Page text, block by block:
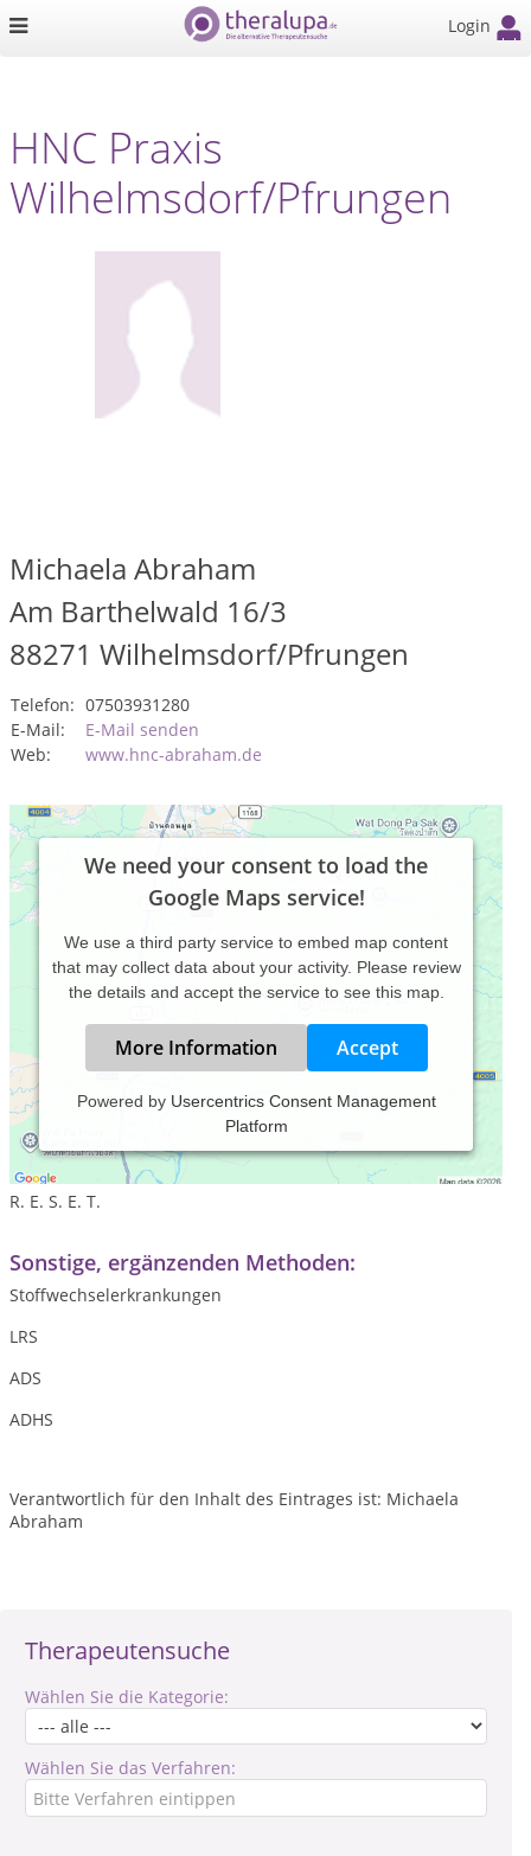
Login
Therapeutensuche
Wählen Sie die Kategorie:
Wählen Sie das Verfahren:
HNC Praxis
Wilhelmsdorf/Pfrungen
Michaela Abraham
Am Barthelwald 16/3
88271 Wilhelmsdorf/Pfrungen
Telefon: 07503931280
E-Mail:
E-Mail senden
Web:
www.hnc-abraham.de
We need your consent to load the
Google Maps service!
We use a third party service to embed map content
that may collect data about your activity. Please review
the details and accept the service to see this map.
More Information Accept
Powered by Usercentrics Consent Management
Platform
Leistungsspektrum:
Traditionelle und komplementäre Medizin, Heilkunde
R. E. S. E. T.
Sonstige, ergänzenden Methoden:
Stoffwechselerkrankungen
LRS
ADS
ADHS
Verantwortlich für den Inhalt des Eintrages ist: Michaela
Abraham